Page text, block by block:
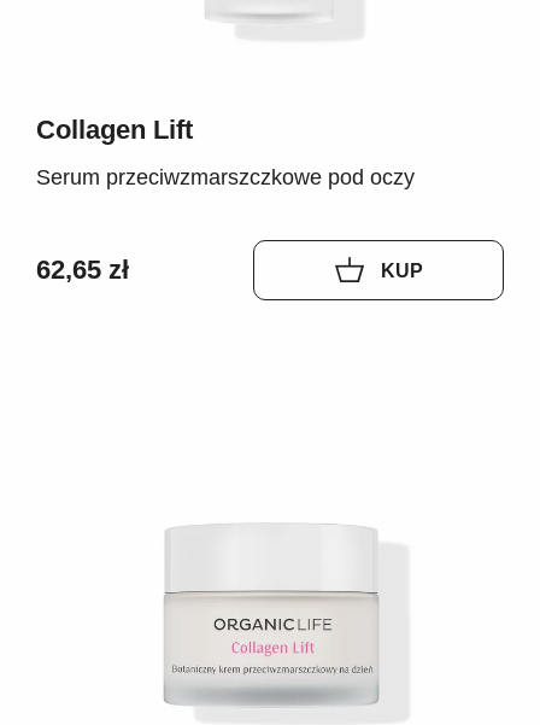
Collagen Lift
Serum przeciwzmarszczkowe pod oczy
62,65 zł KUP